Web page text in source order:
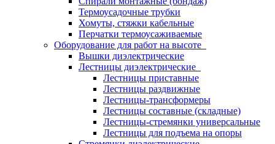
Термоусадочные трубки
Хомуты, стяжки кабельные
Перчатки термоусаживаемые
Оборудование для работ на высоте
Вышки диэлектрические
Лестницы диэлектрические
Лестницы приставные
Лестницы раздвижные
Лестницы-трансформеры
Лестницы составные (складные)
Лестницы-стремянки универсальные
Лестницы для подъема на опоры